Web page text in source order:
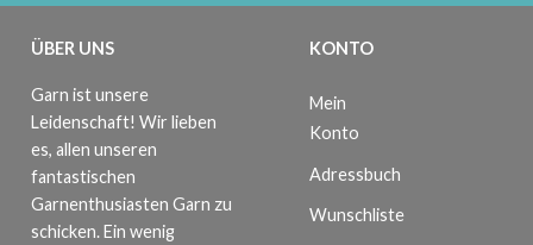
ÜBER UNS
Garn ist unsere
Leidenschaft! Wir lieben
es, allen unseren
fantastischen
Garnenthusiasten Garn zu
schicken. Ein wenig
KONTO
Mein
Konto
Adressbuch
Wunschliste